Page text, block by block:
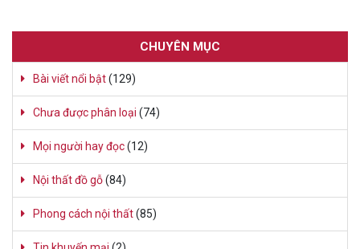
CHUYÊN MỤC
Bài viết nổi bật(129)
Chưa được phân loại (74)
Mọi người hay đọc(12)
Nội thất đồ gỗ(84)
Phong cách nội thất(85)